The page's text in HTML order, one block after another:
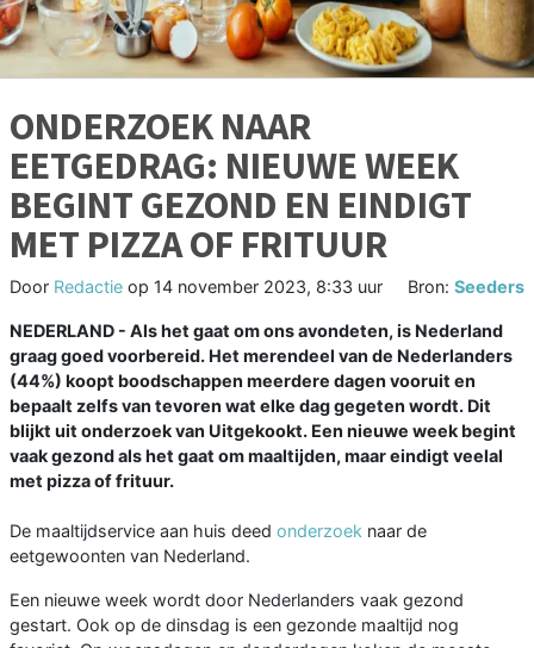
ONDERZOEK NAAR
EETGEDRAG: NIEUWE WEEK
BEGINT GEZOND EN EINDIGT
MET PIZZA OF FRITUUR
Door Redactie op 14 november 2023, 8:33 uur Bron: Seeders
NEDERLAND - Als het gaat om ons avondeten, is Nederland
graag goed voorbereid. Het merendeel van de Nederlanders
(44%) koopt boodschappen meerdere dagen vooruit en
bepaalt zelfs van tevoren wat elke dag gegeten wordt. Dit
blijkt uit onderzoek van Uitgekookt. Een nieuwe week begint
vaak gezond als het gaat om maaltijden, maar eindigt veelal
met pizza of frituur.
De maaltijdservice aan huis deed onderzoek naar de
eetgewoonten van Nederland.
Een nieuwe week wordt door Nederlanders vaak gezond
gestart. Ook op de dinsdag is een gezonde maaltijd nog